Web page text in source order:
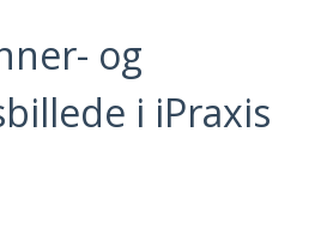
og
i iPraxis